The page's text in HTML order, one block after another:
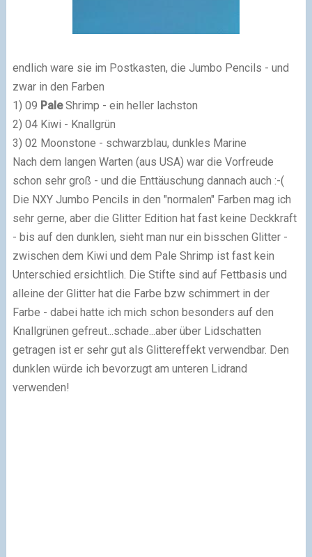
endlich ware sie im Postkasten, die Jumbo Pencils - und
zwar in den Farben
1) 09 PaleShrimp - ein heller lachston
2) 04 Kiwi - Knallgrün
3) 02 Moonstone - schwarzblau, dunkles Marine
Nach dem langen Warten (aus USA) war die Vorfreude
schon sehr groß - und die Enttäuschung dannach auch :-(
Die NXY Jumbo Pencils in den "normalen" Farben mag ich
sehr gerne, aber die Glitter Edition hat fast keine Deckkraft
- bis auf den dunklen, sieht man nur ein bisschen Glitter -
zwischen dem Kiwi und dem Pale Shrimp ist fast kein
Unterschied ersichtlich. Die Stifte sind auf Fettbasis und
alleine der Glitter hat die Farbe bzw schimmert in der
Farbe - dabei hatte ich mich schon besonders auf den
Knallgrünen gefreut...schade...aber über Lidschatten
getragen ist er sehr gut als Glittereffekt verwendbar. Den
dunklen würde ich bevorzugt am unteren Lidrand
verwenden!